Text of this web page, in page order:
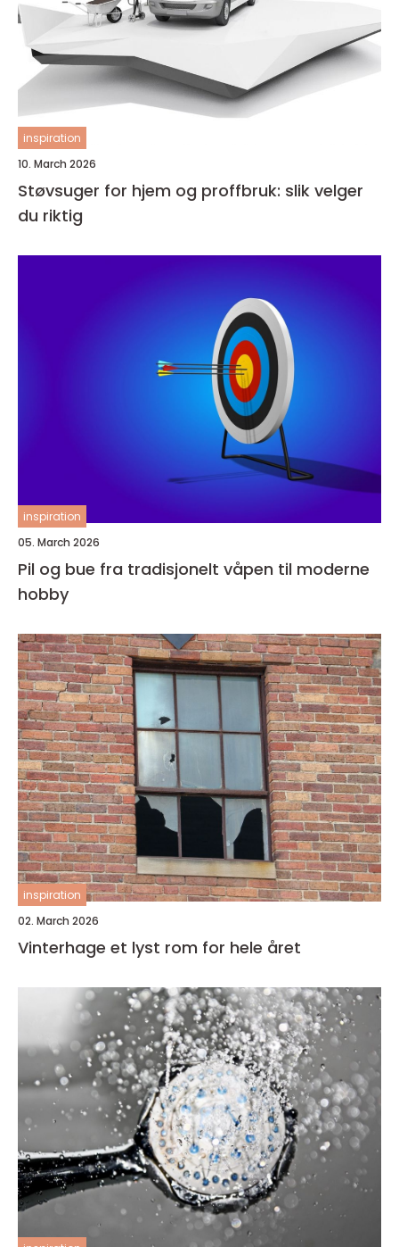
inspiration
10. March 2026
Støvsuger for hjem og proffbruk: slik velger
du riktig
inspiration
05. March 2026
Pil og bue fra tradisjonelt våpen til moderne
hobby
inspiration
02. March 2026
Vinterhage et lyst rom for hele året